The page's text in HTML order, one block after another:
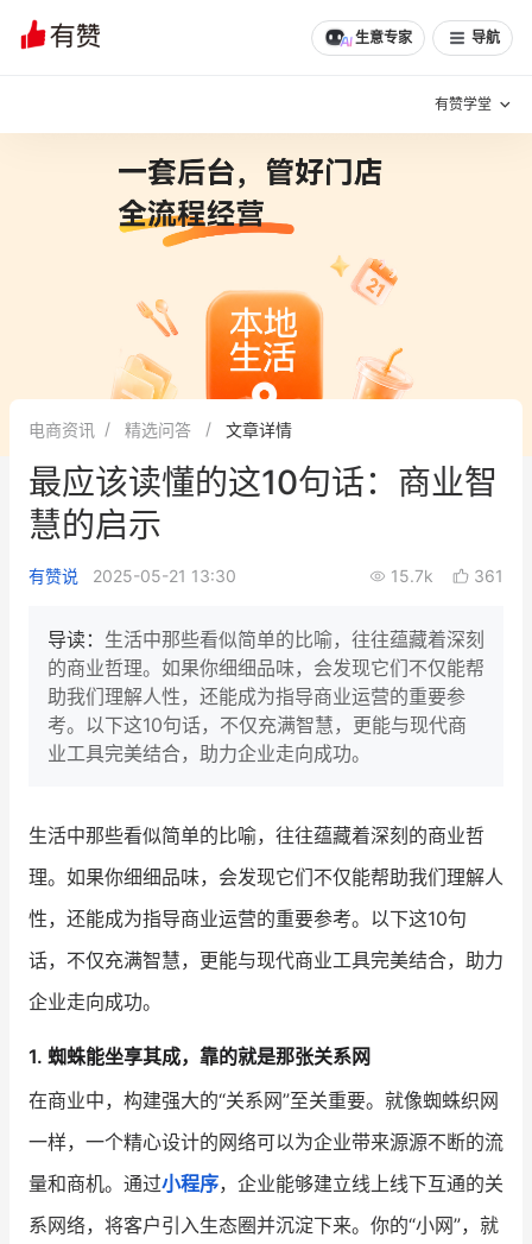
生意专家 导航
有赞学堂
增长方法
有赞专家说
新零售最佳实践
面对面聊增长
新零售大会
增长产品指南
智库 产品场景库
行业洞察
品牌消费观 行业报告
培训课程
私域课程 新零售内参
增长俱乐部 有赞商盟
商家社区 社群交流
文章 问诊 分享
电商资讯 精选问答 文章详情
最应该读懂的这10句话：商业智
慧的启示
有赞说 2025-05-21 13:30 15.7k 361
导读： 生活中那些看似简单的比喻，往往蕴藏着深刻
的商业哲理。如果你细细品味，会发现它们不仅能帮
助我们理解人性，还能成为指导商业运营的重要参
考。以下这10句话，不仅充满智慧，更能与现代商
业工具完美结合，助力企业走向成功。
生活中那些看似简单的比喻，往往蕴藏着深刻的商业哲
理。如果你细细品味，会发现它们不仅能帮助我们理解人
性，还能成为指导商业运营的重要参考。以下这10句
话，不仅充满智慧，更能与现代商业工具完美结合，助力
企业走向成功。
1. 蜘蛛能坐享其成，靠的就是那张关系网
在商业中，构建强大的“关系网”至关重要。就像蜘蛛织网
一样，一个精心设计的网络可以为企业带来源源不断的流
量和商机。通过小程序，企业能够建立线上线下互通的关
系网络，将客户引入生态圈并沉淀下来。你的“小网”，就